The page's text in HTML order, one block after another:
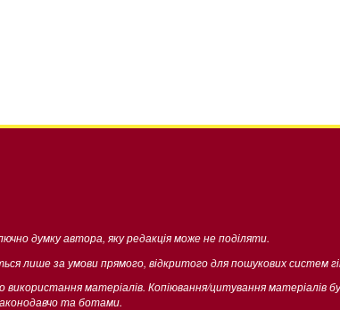
думку автора, яку редакція може не поділяти.
лише за умови прямого, відкритого для пошукових систем
матеріалів. Копіювання/цитування матеріалів
та ботами.